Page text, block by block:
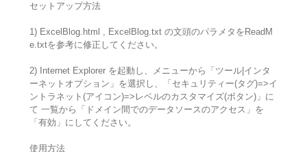
セットアップ方法
1) ExcelBlog.html , ExcelBlog.txt の文頭のパラメタをReadM
e.txtを参考に修正してください。
2) Internet Explorer を起動し、メニューから「ツール|インタ
ーネットオプション」を選択し、「セキュリティー(タグ)=>イ
ントラネット(アイコン)=>レベルのカスタマイズ(ボタン)」に
て 一覧から「ドメイン間でのデータソースのアクセス」を
「有効」にしてください。
使用方法